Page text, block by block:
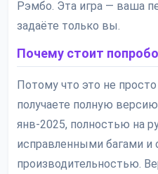
Рэмбо. Эта игра — ваша
задаёте только вы.
Почему стоит
Потому что это не
получаете полную
янв-2025, полностью на
исправленными багами и
производительностью.